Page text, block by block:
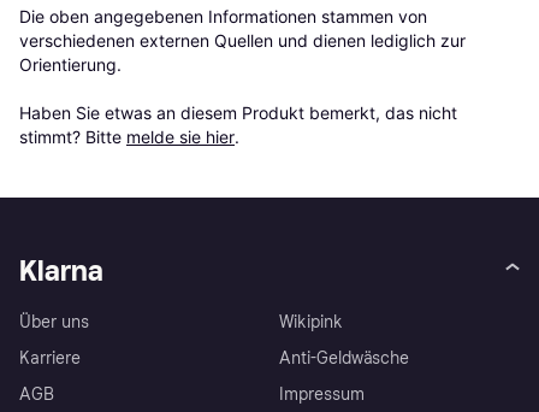
Die oben angegebenen Informationen stammen von
verschiedenen externen Quellen und dienen lediglich zur
Orientierung.
Haben Sie etwas an diesem Produkt bemerkt, das nicht
stimmt? Bitte melde sie hier.
Klarna
Über uns
Karriere
AGB
Wikipink
Anti-Geldwäsche
Impressum